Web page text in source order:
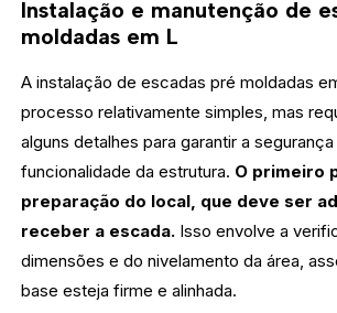
Instalação e manutenção de
moldadas em L
A instalação de escadas pré moldadas
processo relativamente simples, mas
alguns detalhes para garantir a segurança
funcionalidade da estrutura. O primeiro
preparação do local, que deve ser
receber a escada. Isso envolve a
dimensões e do nivelamento da área,
base esteja firme e alinhada.